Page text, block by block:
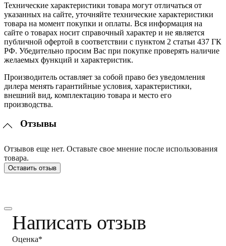
Технические характеристики товара могут отличаться от
указанных на сайте, уточняйте технические характеристики
товара на момент покупки и оплаты. Вся информация на
сайте о товарах носит справочный характер и не является
публичной офертой в соответствии с пунктом 2 статьи 437 ГК
РФ. Убедительно просим Вас при покупке проверять наличие
желаемых функций и характеристик.
Производитель оставляет за собой право без уведомления
дилера менять гарантийные условия, характеристики,
внешний вид, комплектацию товара и место его
производства.
Отзывы
Отзывов еще нет. Оставьте свое мнение после использования
товара.
Оставить отзыв
Написать отзыв
Оценка*